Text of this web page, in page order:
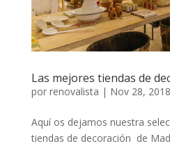
Las mejores tiendas de
por renovalista | Nov 28, 2018
Aquí os dejamos nuestra
tiendas de decoración de